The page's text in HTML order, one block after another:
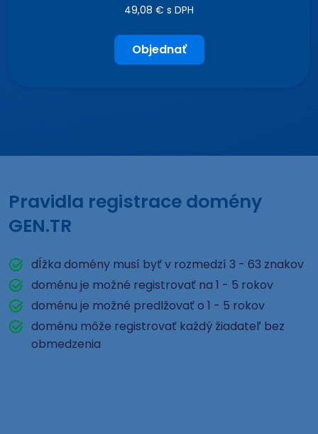
49,08 € s DPH
Objednať
Pravidla registrace domény
GEN.TR
dĺžka domény musí byť v rozmedzí 3 - 63 znakov
doménu je možné registrovať na 1 - 5 rokov
doménu je možné predlžovať o 1 - 5 rokov
doménu môže registrovať každý žiadateľ bez
obmedzenia